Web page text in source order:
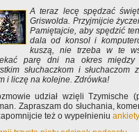
A teraz lecę spędzać
Griswolda. Przyjmijcie
Pamiętajcie, aby spędzić
dala od konsol i
kuszą, nie trzeba w te
parę dni na okres między
słuchaczkom i
i liczę na kolejne. Zdrówka!
udział wzięli Tzymische
Zapraszam do słuchania,
też o wypełnieniu ankiety